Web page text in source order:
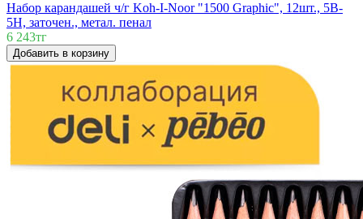
Набор карандашей ч/г Koh-I-Noor "1500 Graphic", 12шт., 5B-
5H, заточен., метал. пенал
6 243тг
Добавить в корзину